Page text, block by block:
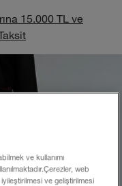
15.000 TL ve
ve kullanımı
web
iyileştirilmesi ve geliştirilmesi